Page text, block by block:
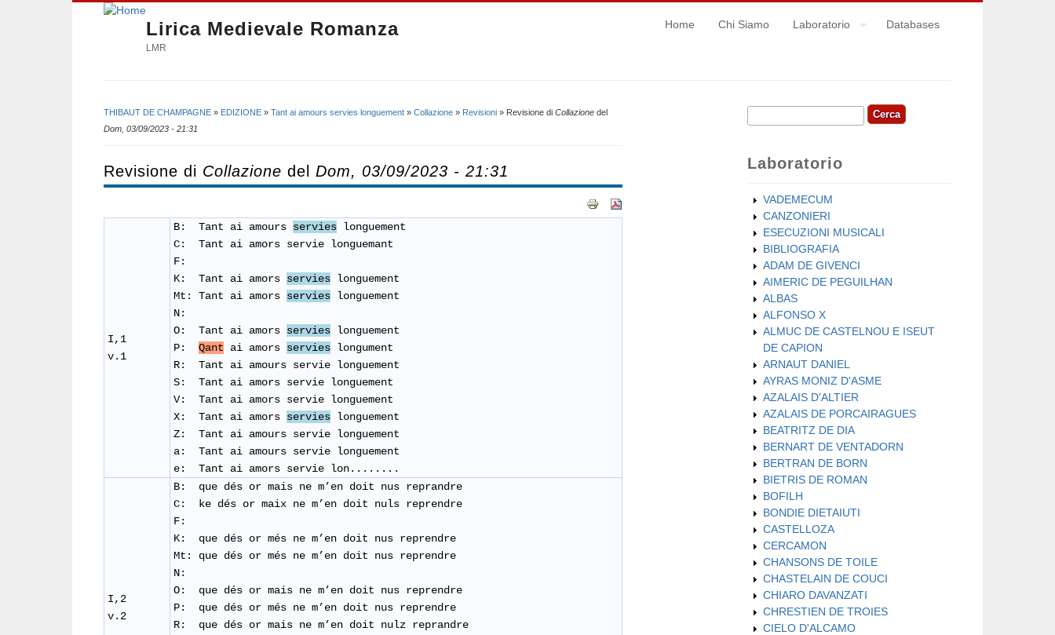
Lirica Medievale Romanza
LMR
Home Chi Siamo Laboratorio Databases
Tu sei qui
THIBAUT DE CHAMPAGNE » EDIZIONE » Tant ai amours servies longuement » Collazione » Revisioni » Revisione di Collazione del
Dom, 03/09/2023 - 21:31
Revisione di Collazione del Dom, 03/09/2023 - 21:31
I,1
v.1
B: Tant ai amours servies longuement
C: Tant ai amors servie longuemant
F:
K: Tant ai amors servies longuement
Mt: Tant ai amors servies longuement
N:
O: Tant ai amors servies longuement
P: Qant ai amors servies longument
R: Tant ai amours servie longuement
​S: Tant ai amors servie longuement
​V: Tant ai amors servie longuement
X: Tant ai amors servies longuement
Z: Tant ai amours servie longuement
a: Tant ai amours servie longuement
e: Tant ai amors servie lon........
I,2
v.2
B: que dés or mais ne m’en doit nus reprandre
C: ke dés or maix ne m’en doit nuls reprendre
F:
K: que dés or més ne m’en doit nus reprendre
Mt: que dés or més ne m’en doit nus reprendre
N:
O: que dés or mais ne m’en doit nus reprendre
P: que dés or més ne m’en doit nus reprendre
R: que dés or mais ne m’en doit nulz reprandre
Form di ricerca
Cerca
Laboratorio
VADEMECUM
CANZONIERI
ESECUZIONI MUSICALI
BIBLIOGRAFIA
ADAM DE GIVENCI
AIMERIC DE PEGUILHAN
ALBAS
ALFONSO X
ALMUC DE CASTELNOU E ISEUT
DE CAPION
ARNAUT DANIEL
AYRAS MONIZ D'ASME
AZALAIS D'ALTIER
AZALAIS DE PORCAIRAGUES
BEATRITZ DE DIA
BERNART DE VENTADORN
BERTRAN DE BORN
BIETRIS DE ROMAN
BOFILH
BONDIE DIETAIUTI
CASTELLOZA
CERCAMON
CHANSONS DE TOILE
CHASTELAIN DE COUCI
CHIARO DAVANZATI
CHRESTIEN DE TROIES
CIELO D'ALCAMO